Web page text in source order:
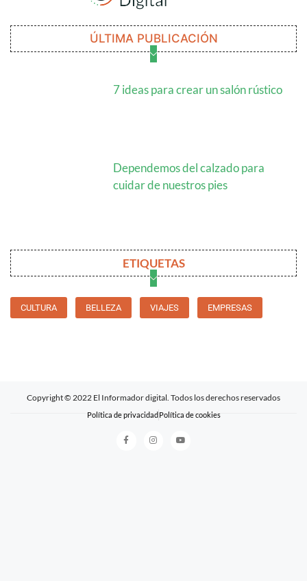
ÚLTIMA PUBLICACIÓN
7 ideas para crear un salón rústico
Dependemos del calzado para
cuidar de nuestros pies
ETIQUETAS
CULTURA BELLEZA VIAJES EMPRESAS
Copyright © 2022 El Informador digital. Todos los derechos reservados
Política de privacidad Política de cookies